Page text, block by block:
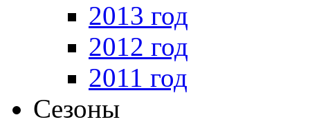
2013 год
2012 год
2011 год
Сезоны